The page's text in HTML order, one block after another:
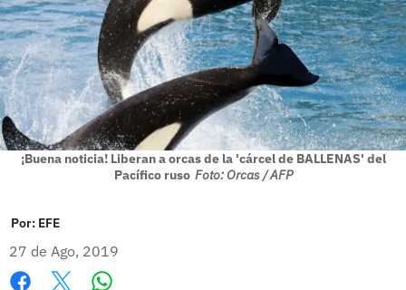
¡Buena noticia! Liberan a orcas de la 'cárcel de BALLENAS' del
Pacífico ruso Foto: Orcas / AFP
Por: EFE
27 de Ago, 2019